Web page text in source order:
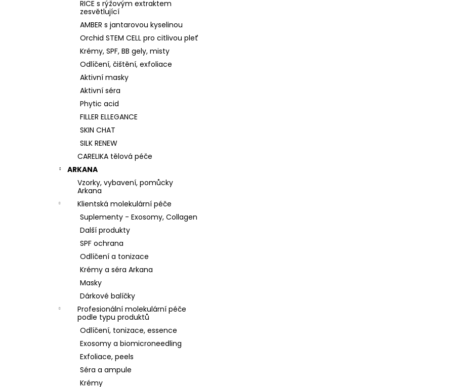
RICE s rýžovým extraktem
zesvětlující
AMBER s jantarovou kyselinou
Orchid STEM CELL pro citlivou pleť
Krémy, SPF, BB gely, misty
Odlíčení, čištění, exfoliace
Aktivní masky
Aktivní séra
Phytic acid
FILLER ELLEGANCE
SKIN CHAT
SILK RENEW
CARELIKA tělová péče
ARKANA
Vzorky, vybavení, pomůcky
Arkana
Klientská molekulární péče
Suplementy - Exosomy, Collagen
Další produkty
SPF ochrana
Odlíčení a tonizace
Krémy a séra Arkana
Masky
Dárkové balíčky
Profesionální molekulární péče
podle typu produktů
Odlíčení, tonizace, essence
Exosomy a biomicroneedling
Exfoliace, peels
Séra a ampule
Krémy